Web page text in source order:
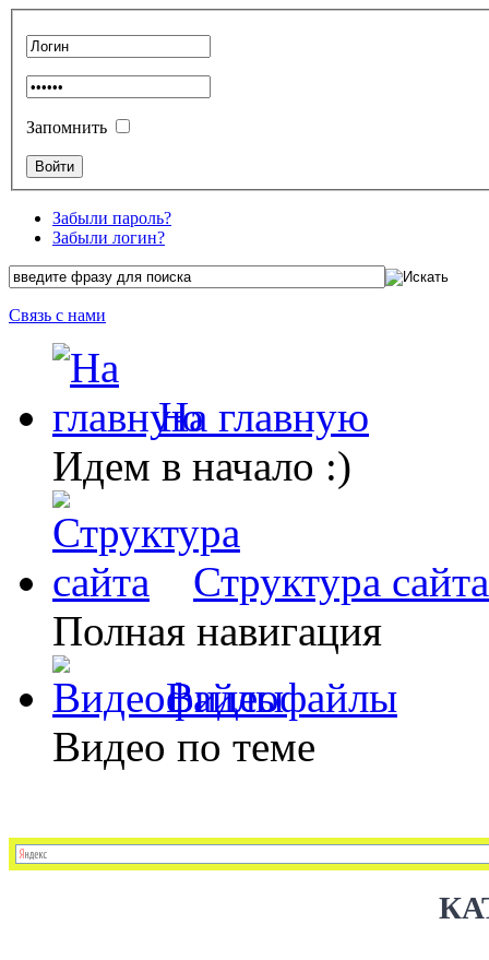
Запомнить
Забыли пароль?
Забыли логин?
Связь с нами
На главную
Идем в начало :)
Структура сайта
Полная навигация
Видеофайлы
Видео по теме